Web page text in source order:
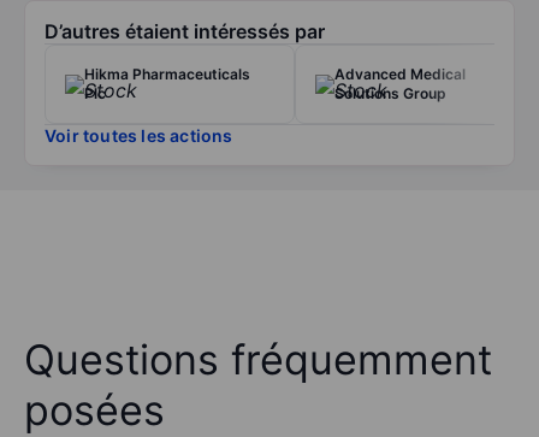
D’autres étaient intéressés par
Hikma Pharmaceuticals
Plc
Advanced Medical
Solutions Group
Voir toutes les actions
Questions fréquemment
posées